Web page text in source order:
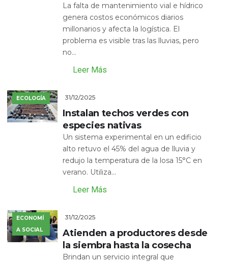
La falta de mantenimiento vial e hídrico
genera costos económicos diarios
millonarios y afecta la logística. El
problema es visible tras las lluvias, pero
no...
Leer Más
ECOLOGÍA 31/12/2025
Instalan techos verdes con
especies nativas
Un sistema experimental en un edificio
alto retuvo el 45% del agua de lluvia y
redujo la temperatura de la losa 15°C en
verano. Utiliza...
Leer Más
ECONOMÍ
A SOCIAL
31/12/2025
Atienden a productores desde
la siembra hasta la cosecha
Brindan un servicio integral que